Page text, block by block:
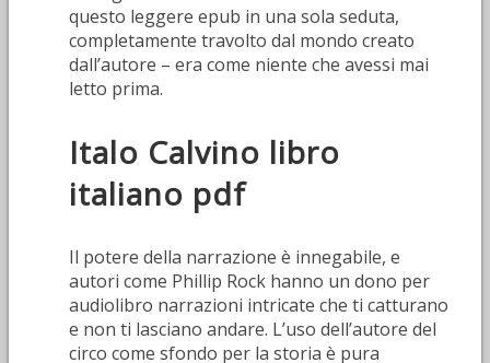
questo leggere epub in una sola seduta,
completamente travolto dal mondo creato
dall’autore – era come niente che avessi mai
letto prima.
Italo Calvino libro
italiano pdf
Il potere della narrazione è innegabile, e
autori come Phillip Rock hanno un dono per
audiolibro narrazioni intricate che ti catturano
e non ti lasciano andare. L’uso dell’autore del
circo come sfondo per la storia è pura